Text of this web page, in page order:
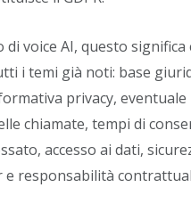
voice AI, questo significa
i temi già noti: base
privacy, eventuale
chiamate, tempi di
accesso ai dati,
responsabilità